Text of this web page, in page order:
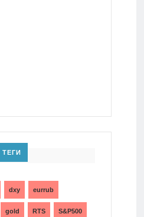
ТЕГИ
dxy eurrub
gold RTS S&P500